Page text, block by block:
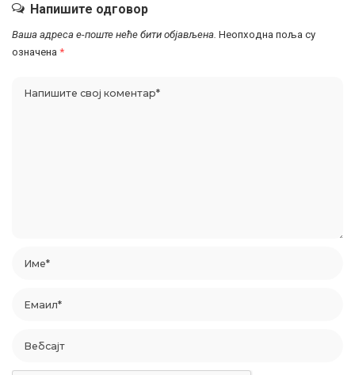
Напишите одговор
Ваша адреса е-поште неће бити објављена. Неопходна поља су
означена *